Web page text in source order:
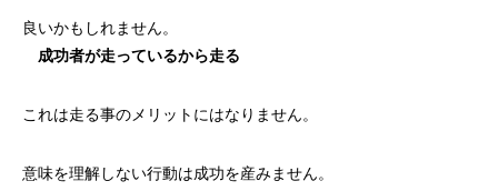
良いかもしれません。
成功者が走っているから走る
これは走る事のメリットにはなりません。
意味を理解しない行動は成功を産みません。